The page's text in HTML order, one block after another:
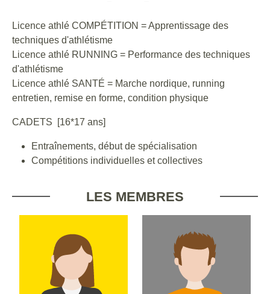
Licence athlé COMPÉTITION = Apprentissage des
techniques d'athlétisme
Licence athlé RUNNING = Performance des techniques
d'athlétisme
Licence athlé SANTÉ = Marche nordique, running
entretien, remise en forme, condition physique
CADETS [16*17 ans]
Entraînements, début de spécialisation
Compétitions individuelles et collectives
LES MEMBRES